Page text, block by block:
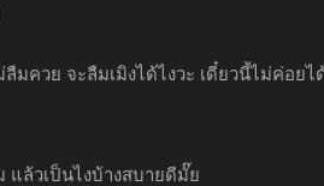
ลืมควย จะลืมเมิงได้ไงวะ เดี๋ยวนี้ไม่ค่อยไ
แล้วเป็นไงบ้างสบายดีมั๊ย